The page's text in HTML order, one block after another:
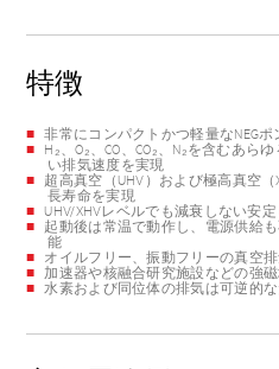
特徴
非常にコンパクトかつ軽量なNEGポ
H₂、O₂、CO、CO₂、N₂を含むあ
い排気速度を実現
超高真空（UHV）および極高真空
長寿命を実現
UHV/XHVレベルでも減衰しない安
起動後は常温で動作し、電源供給
能
オイルフリー、振動フリーの真空
加速器や核融合研究施設などの強
水素および同位体の排気は可逆的